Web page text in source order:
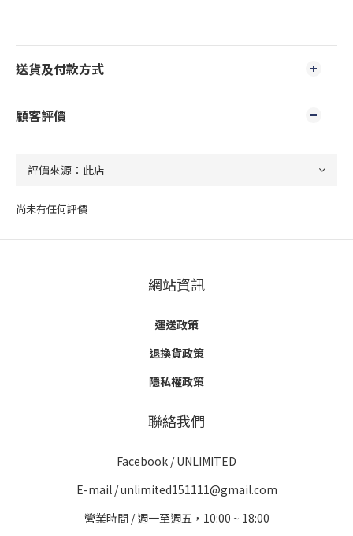
送貨及付款方式
顧客評價
尚未有任何評價
網站資訊
運送政策
退換貨政策
隱私權政策
聯絡我們
Facebook /UNLIMITED
E-mail / unlimited151111@gmail.com
營業時間 / 週一至週五，10:00 ~ 18:00